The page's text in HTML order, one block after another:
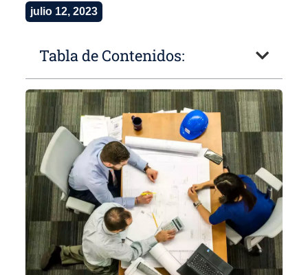
julio 12, 2023
Tabla de Contenidos: